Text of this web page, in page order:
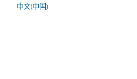
中文(中国)